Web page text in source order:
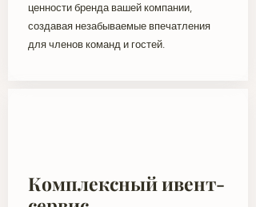
ценности бренда вашей компании,
создавая незабываемые впечатления
для членов команд и гостей.
Комплексный ивент-